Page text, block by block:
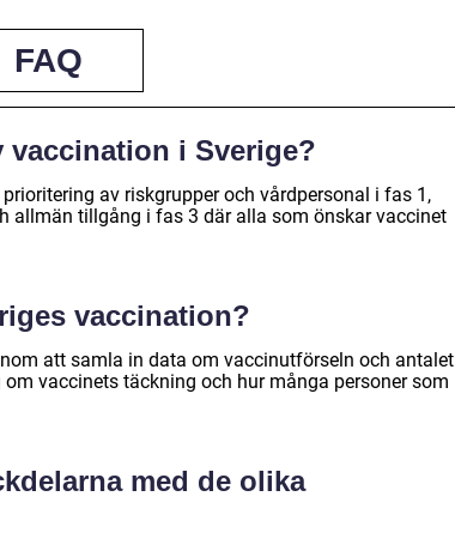
FAQ
vaccination i Sverige?
av riskgrupper och vårdpersonal i fas 1,
allmän tillgång i fas 3 där alla som önskar vaccinet
vaccination?
att samla in data om vaccinutförseln och antalet
vaccinets täckning och hur många personer som
med de olika